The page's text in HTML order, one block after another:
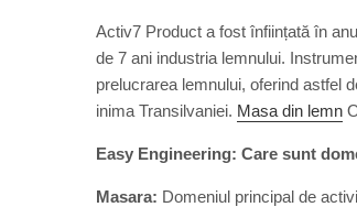
Activ7 Product a fost înființată în
de 7 ani industria lemnului.
prelucrarea lemnului, oferind astfel
inima Transilvaniei. Masa din lemn
Easy Engineering: Care sunt
Masara: Domeniul principal de